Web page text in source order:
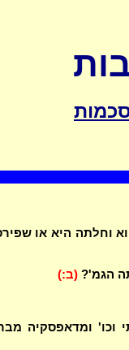
וחלתה היא או
הגמ'?(ב:)
וכו' ומדאפסקיה